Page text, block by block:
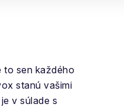
to sen každého
stanú vašimi
v súlade s